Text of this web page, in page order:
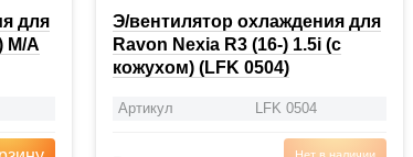
для
M/A
Э/вентилятор охлаждения для
Ravon Nexia R3 (16-) 1.5i (с
кожухом) (LFK 0504)
Артикул LFK 0504